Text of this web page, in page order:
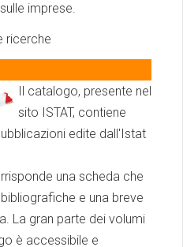
imprese.
ricerche
Il catalogo, presente nel
sito ISTAT, contiene
edite dall'Istat
una scheda che
e una breve
La gran parte dei volumi
è accessibile e